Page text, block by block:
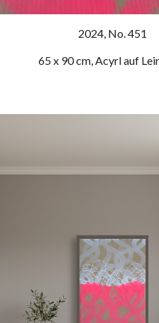
2024, No. 451
65 x 90 cm, Acyrl auf